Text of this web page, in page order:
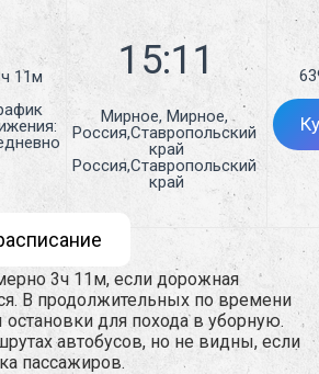
11м
Мирное, Мирное,
Россия,Ставропольский
край
Россия,Ставропольский
край
3ч 11м, если дорожная
В продолжительных по времени
остановки для похода в уборную.
автобусов, но не видны, если
пассажиров.